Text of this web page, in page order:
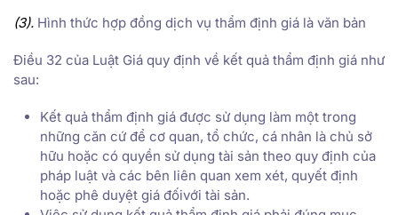
(3). Hình thức hợp đồng dịch vụ thẩm định giá là văn bản
Điều 32 của Luật Giá quy định về kết quả thẩm định giá như
sau:
Kết quả thẩm định giá được sử dụng làm một trong
những căn cứ để cơ quan, tổ chức, cá nhân là chủ sở
hữu hoặc có quyền sử dụng tài sản theo quy định của
pháp luật và các bên liên quan xem xét, quyết định
hoặc phê duyệt giá đốivới tài sản.